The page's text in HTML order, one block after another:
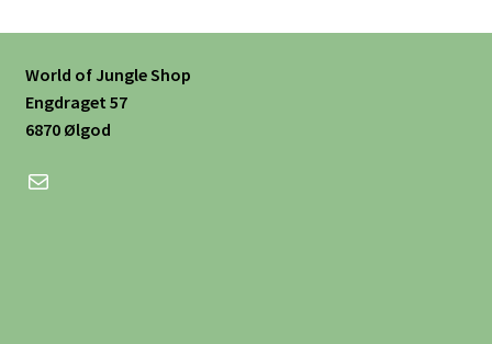
World of Jungle Shop
Engdraget 57
6870 Ølgod
Mail